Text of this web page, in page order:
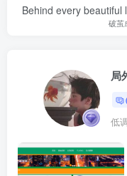
Behind every
破茧
局
低